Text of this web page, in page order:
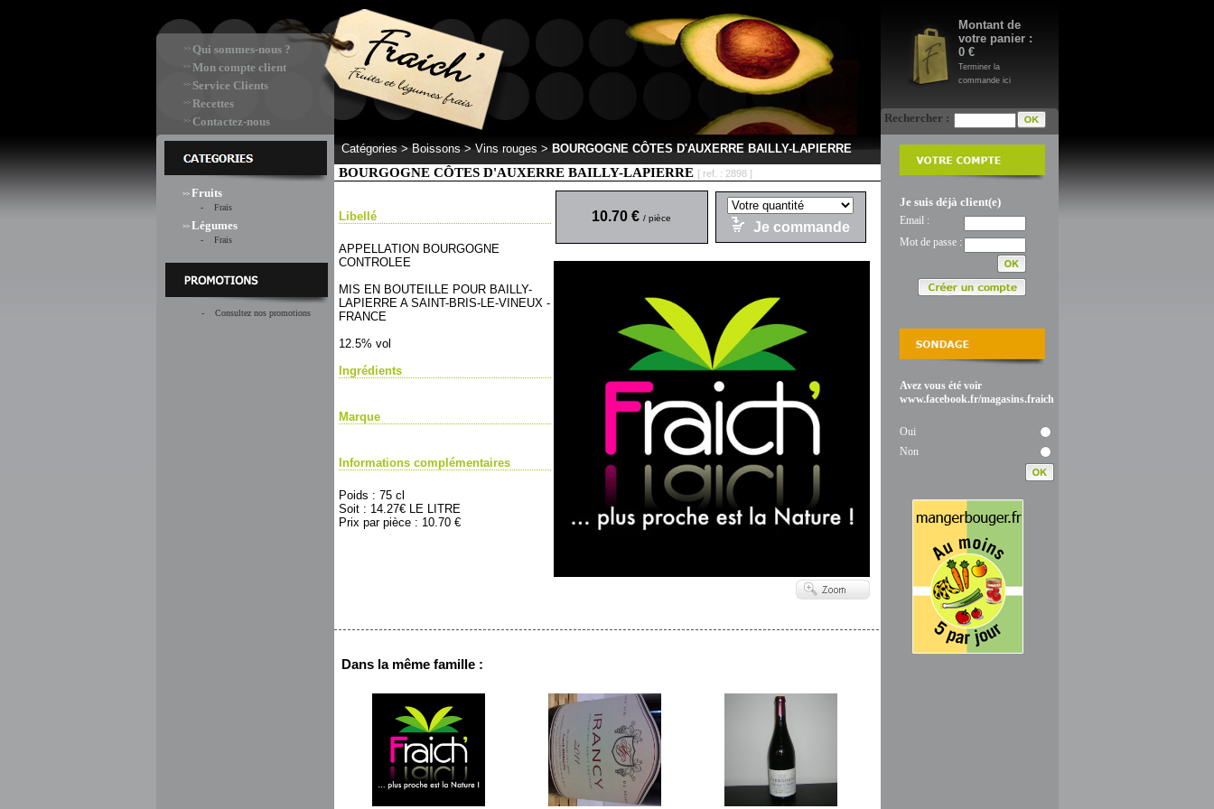
>> Qui sommes-nous ?
>> Mon compte client
>> Service Clients
>> Recettes
>> Contactez-nous
Montant de
votre panier :
0 €
Terminer la
commande ici
Rechercher :
>> Fruits
- Frais
>> Légumes
- Frais
- Consultez nos promotions
Catégories >Boissons > Vins rouges>BOURGOGNE CÔTES D'AUXERRE BAILLY-LAPIERRE
BOURGOGNE CÔTES D'AUXERRE BAILLY-LAPIERRE [ ref. : 2898 ]
Libellé
APPELLATION BOURGOGNE
CONTROLEE
MIS EN BOUTEILLE POUR BAILLY-
LAPIERRE A SAINT-BRIS-LE-VINEUX -
FRANCE
12.5% vol
Ingrédients
Marque
Informations complémentaires
Poids : 75 cl
Soit : 14.27€ LE LITRE
Prix par pièce : 10.70 €
10.70 € / pièce
Je commande
Dans la même famille :
Je suis déjà client(e)
Email :
Mot de passe :
Avez vous été voir
www.facebook.fr/magasins.fraich
Oui
Non